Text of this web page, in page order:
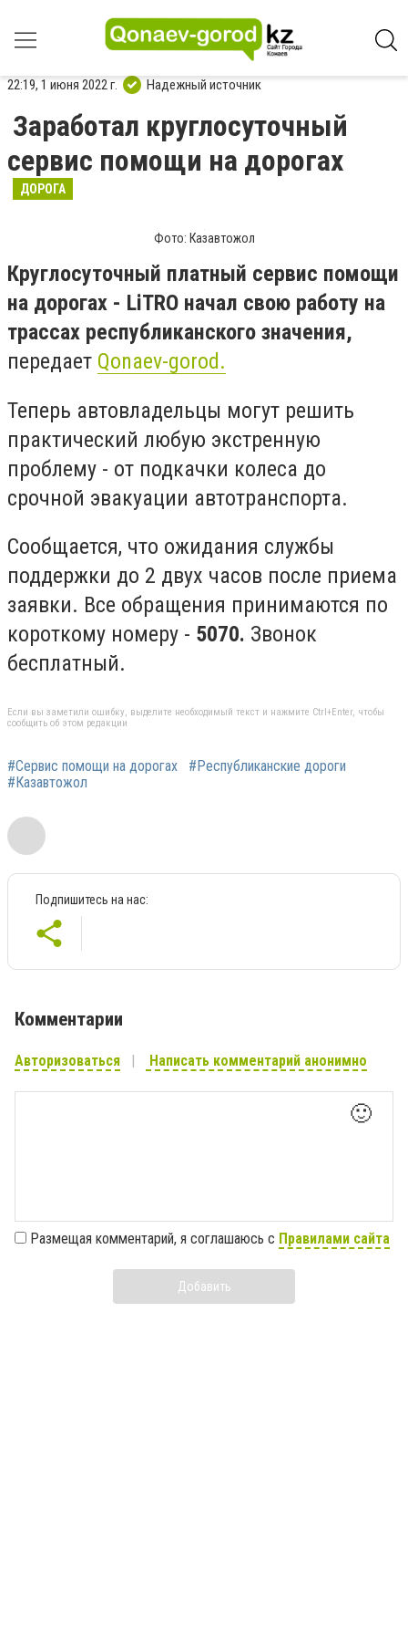
22:19, 1 июня 2022 г. Надежный источник
Заработал круглосуточный
сервис помощи на дорогах
ДОРОГА
Фото: Казавтожол
Круглосуточный платный сервис помощи
на дорогах - LiTRO начал свою работу на
трассах республиканского значения,
передает Qonaev-gorod.
Теперь автовладельцы могут решить
практический любую экстренную
проблему - от подкачки колеса до
срочной эвакуации автотранспорта.
Сообщается, что ожидания службы
поддержки до 2 двух часов после приема
заявки. Все обращения принимаются по
короткому номеру - 5070. Звонок
бесплатный.
Если вы заметили ошибку, выделите необходимый текст и нажмите Ctrl+Enter, чтобы
сообщить об этом редакции
#Сервис помощи на дорогах
#Республиканские дороги
#Казавтожол
Подпишитесь на нас:
Комментарии
Авторизоваться Написать комментарий анонимно
🙂
Размещая комментарий, я соглашаюсь с Правилами сайта
Добавить